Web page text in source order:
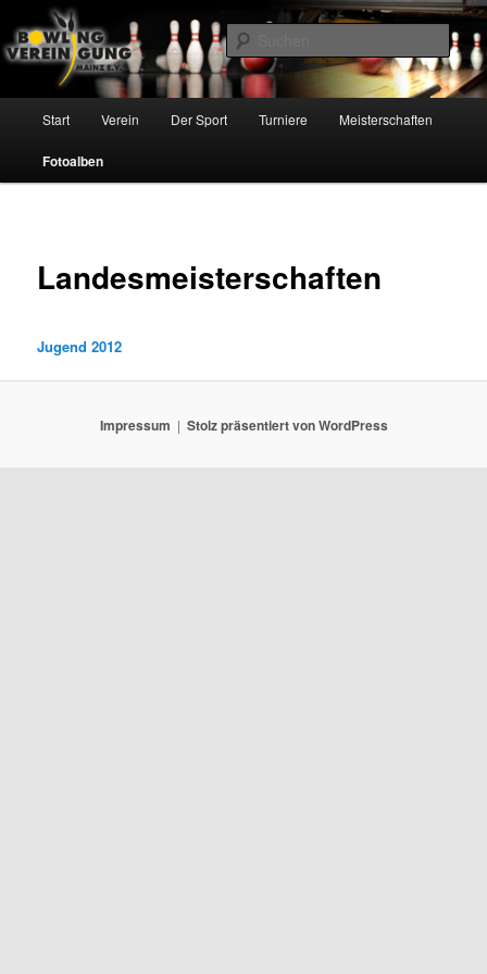
Inhalt
wechseln
Bowling Vereinigung Mainz e.V.
Start Verein Der Sport Turniere Meisterschaften
Fotoalben
Landesmeisterschaften
Jugend 2012
Impressum Stolz präsentiert von WordPress